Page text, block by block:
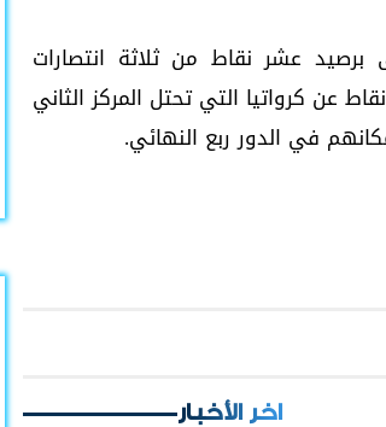
برصيد عشر نقاط من ثلاثة انتصارات
عن كرواتيا التي تحتل المركز الثاني
في الدور ربع النهائي.
اخر الأخبار